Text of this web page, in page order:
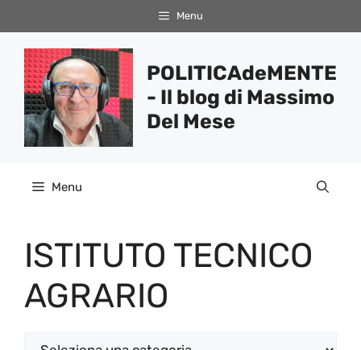
al
contenuto
Menu
POLITICAdeMENTE
- Il blog di Massimo
Del Mese
Menu
ISTITUTO TECNICO
AGRARIO
Categorie